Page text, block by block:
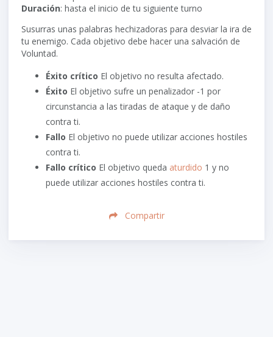
Duración: hasta el inicio de tu siguiente turno
Susurras unas palabras hechizadoras para desviar la ira de
tu enemigo. Cada objetivo debe hacer una salvación de
Voluntad.
Éxito crítico El objetivo no resulta afectado.
Éxito El objetivo sufre un penalizador -1 por
circunstancia a las tiradas de ataque y de daño
contra ti.
Fallo El objetivo no puede utilizar acciones hostiles
contra ti.
Fallo crítico El objetivo queda aturdido 1 y no
puede utilizar acciones hostiles contra ti.
Compartir